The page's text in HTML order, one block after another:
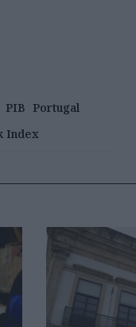
PIB Portugal
Index